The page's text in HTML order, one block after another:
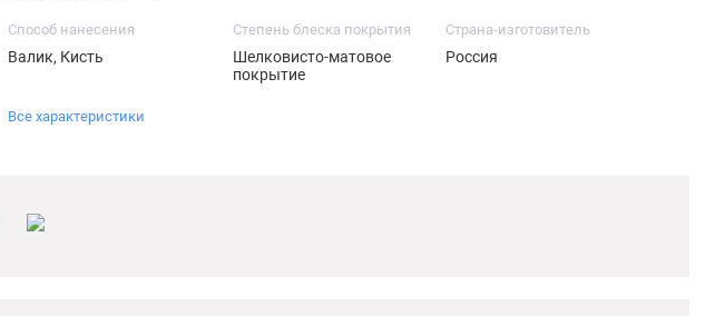
Способ нанесения
Валик, Кисть
Степень блеска покрытия
Шелковисто-матовое
покрытие
Страна-изготовитель
Россия
Все характеристики